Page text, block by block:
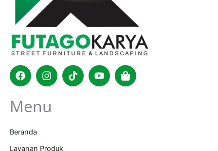
FacebookInstagram
TiktokYoutubeShopping-
bag
Menu
Beranda
Layanan Produk